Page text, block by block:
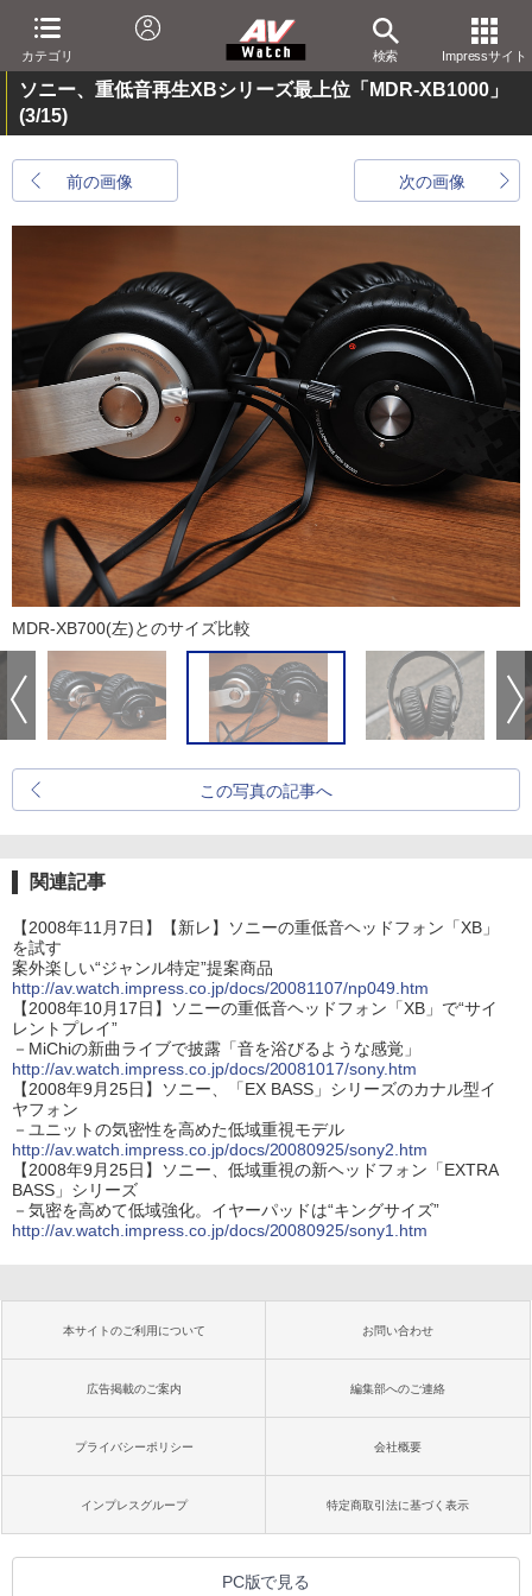
カテゴリ 検索 Impressサイト
ソニー、重低音再生XBシリーズ最上位「MDR-XB1000」
(3/15)
前の画像 次の画像
MDR-XB700(左)とのサイズ比較
この写真の記事へ
関連記事
【2008年11月7日】【新レ】ソニーの重低音ヘッドフォン「XB」
を試す
案外楽しい“ジャンル特定”提案商品
http://av.watch.impress.co.jp/docs/20081107/np049.htm
【2008年10月17日】ソニーの重低音ヘッドフォン「XB」で“サイ
レントプレイ”
－MiChiの新曲ライブで披露「音を浴びるような感覚」
http://av.watch.impress.co.jp/docs/20081017/sony.htm
【2008年9月25日】ソニー、「EX BASS」シリーズのカナル型イ
ヤフォン
－ユニットの気密性を高めた低域重視モデル
http://av.watch.impress.co.jp/docs/20080925/sony2.htm
【2008年9月25日】ソニー、低域重視の新ヘッドフォン「EXTRA
BASS」シリーズ
－気密を高めて低域強化。イヤーパッドは“キングサイズ”
http://av.watch.impress.co.jp/docs/20080925/sony1.htm
本サイトのご利用について お問い合わせ
広告掲載のご案内 編集部へのご連絡
プライバシーポリシー 会社概要
インプレスグループ 特定商取引法に基づく表示
PC版で見る